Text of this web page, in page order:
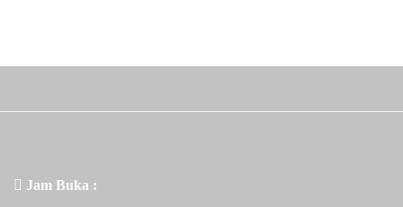
Jam Buka :